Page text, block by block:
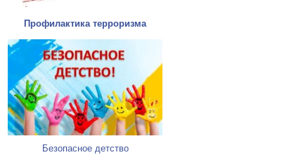
Профилактика терроризма
Безопасное детство